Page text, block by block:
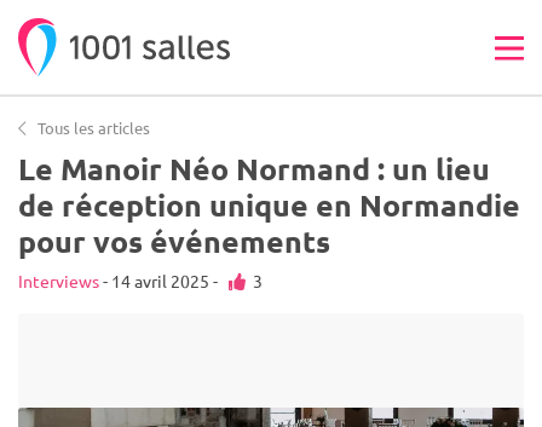
Tous les articles
Le Manoir Néo Normand : un lieu
de réception unique en Normandie
pour vos événements
Interviews- 14 avril 2025 - 3